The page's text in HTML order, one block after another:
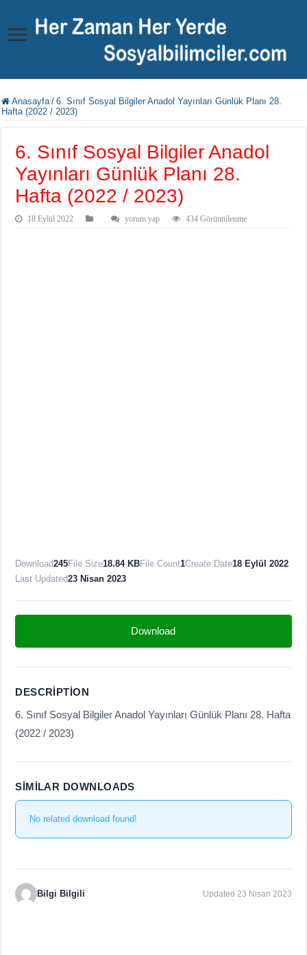
Anasayfa / 6. Sınıf Sosyal Bilgiler Anadol Yayınları Günlük Planı 28.
Hafta (2022 / 2023)
6. Sınıf Sosyal Bilgiler Anadol
Yayınları Günlük Planı 28.
Hafta (2022 / 2023)
18 Eylül 2022 yorum yap 434 Görüntülenme
Download245File Size18.84 KBFile Count1Create Date18 Eylül 2022
Last Updated23 Nisan 2023
Download
DESCRIPTION
6. Sınıf Sosyal Bilgiler Anadol Yayınları Günlük Planı 28. Hafta
(2022 / 2023)
SIMILAR DOWNLOADS
No related download found!
Bilgi Bilgili Updated 23 Nisan 2023